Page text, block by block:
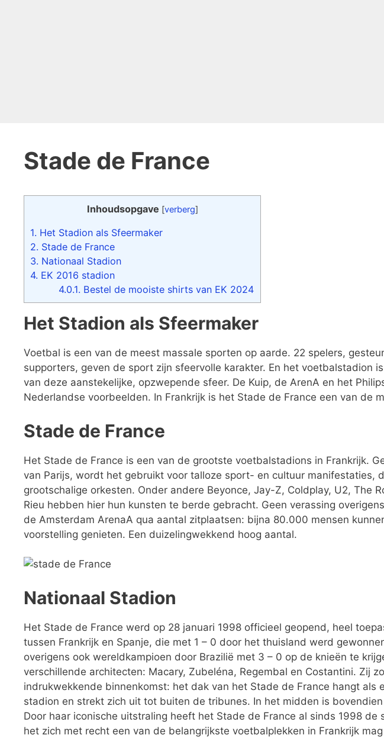
Stade de France
Inhoudsopgave [verberg]
1. Het Stadion als Sfeermaker
2. Stade de France
3. Nationaal Stadion
4. EK 2016 stadion
4.0.1. Bestel de mooiste shirts van EK 2024
Het Stadion als Sfeermaker
Voetbal is een van de meest massale sporten op aarde. 22 spelers,
supporters, geven de sport zijn sfeervolle karakter. En het voetbalstadion
van deze aanstekelijke, opzwepende sfeer. De Kuip, de ArenA en het
Nederlandse voorbeelden. In Frankrijk is het Stade de France een van de
Stade de France
Het Stade de France is een van de grootste voetbalstadions in Frankrijk.
van Parijs, wordt het gebruikt voor talloze sport- en cultuur manifestaties,
grootschalige orkesten. Onder andere Beyonce, Jay-Z, Coldplay, U2, The
Rieu hebben hier hun kunsten te berde gebracht. Geen verassing
de Amsterdam ArenaA qua aantal zitplaatsen: bijna 80.000 mensen
voorstelling genieten. Een duizelingwekkend hoog aantal.
Nationaal Stadion
Het Stade de France werd op 28 januari 1998 officieel geopend, heel
tussen Frankrijk en Spanje, die met 1 – 0 door het thuisland werd
overigens ook wereldkampioen door Brazilië met 3 – 0 op de knieën te
verschillende architecten: Macary, Zubeléna, Regembal en Costantini. Zij
indrukwekkende binnenkomst: het dak van het Stade de France hangt als
stadion en strekt zich uit tot buiten de tribunes. In het midden is
Door haar iconische uitstraling heeft het Stade de France al sinds 1998
het zich met recht een van de belangrijkste voetbalplekken in Frankrijk